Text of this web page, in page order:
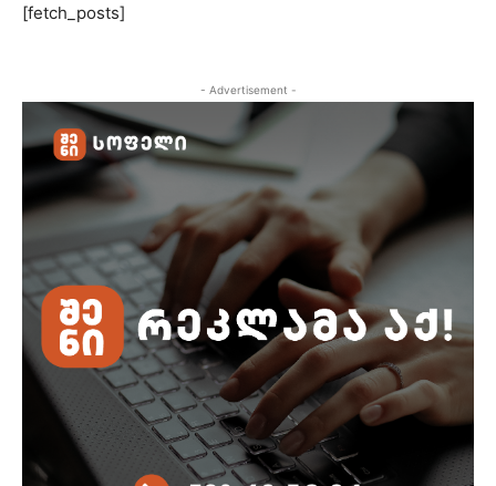
[fetch_posts]
- Advertisement -